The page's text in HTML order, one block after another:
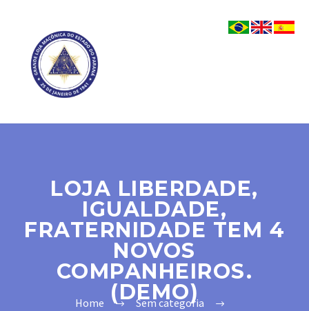
LOJA LIBERDADE,
IGUALDADE,
FRATERNIDADE TEM 4
NOVOS
COMPANHEIROS.
(DEMO)
Home
Sem categoria